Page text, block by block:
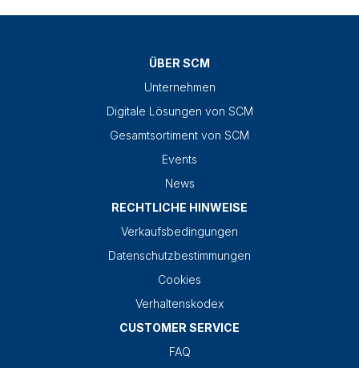
ÜBER SCM
Unternehmen
Digitale Lösungen von SCM
Gesamtsortiment von SCM
Events
News
RECHTLICHE HINWEISE
Verkaufsbedingungen
Datenschutzbestimmungen
Cookies
Verhaltenskodex
CUSTOMER SERVICE
FAQ